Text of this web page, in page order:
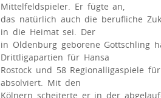
Mittelfeldspieler. Er fügte an,
das natürlich auch die berufliche
in die Heimat sei. Der
in Oldenburg geborene Gottschling
Drittligapartien für Hansa
Rostock und 58 Regionalligaspiele
absolviert. Mit den
Kölnern scheiterte er in der